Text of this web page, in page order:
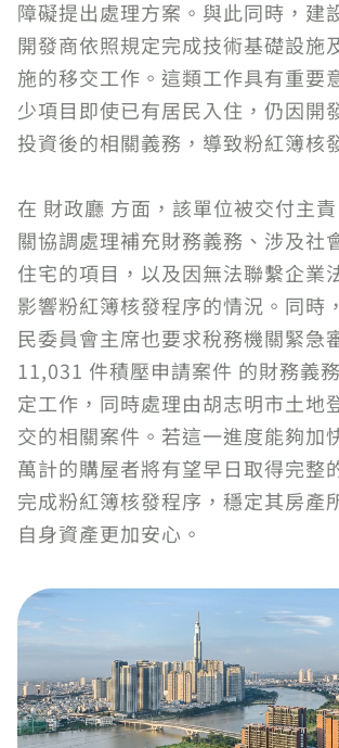
障礙提出處理方案。與此同時，建
開發商依照規定完成技術基礎設施
施的移交工作。這類工作具有重要
少項目即使已有居民入住，仍因開
投資後的相關義務，導致粉紅簿核
在 財政廳 方面，該單位被交付主
關協調處理補充財務義務、涉及社
住宅的項目，以及因無法聯繫企業
影響粉紅簿核發程序的情況。同時
民委員會主席也要求稅務機關緊急
11,031 件積壓申請案件 的財務義
定工作，同時處理由胡志明市土地
交的相關案件。若這一進度能夠加
萬計的購屋者將有望早日取得完整
完成粉紅簿核發程序，穩定其房產
自身資產更加安心。